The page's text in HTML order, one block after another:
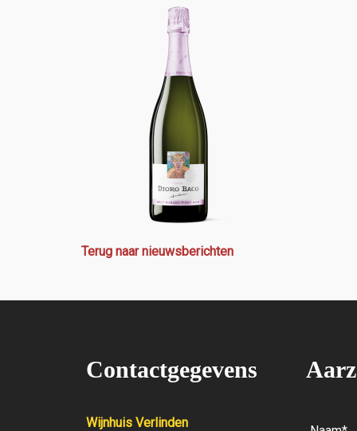
Terug naar nieuwsberichten
Contactgegevens
Wijnhuis Verlinden